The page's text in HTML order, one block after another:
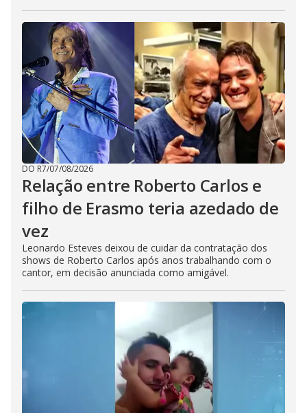
DO R7/07/08/2026
Relação entre Roberto Carlos e
filho de Erasmo teria azedado de
vez
Leonardo Esteves deixou de cuidar da contratação dos
shows de Roberto Carlos após anos trabalhando com o
cantor, em decisão anunciada como amigável.